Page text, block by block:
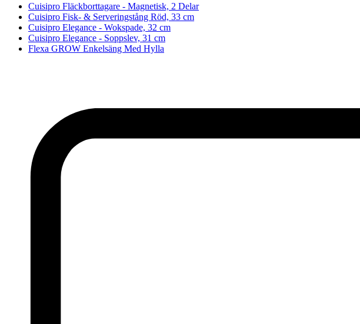
Cuisipro Fläckborttagare - Magnetisk, 2 Delar
Cuisipro Fisk- & Serveringstång Röd, 33 cm
Cuisipro Elegance - Wokspade, 32 cm
Cuisipro Elegance - Soppslev, 31 cm
Flexa GROW Enkelsäng Med Hylla